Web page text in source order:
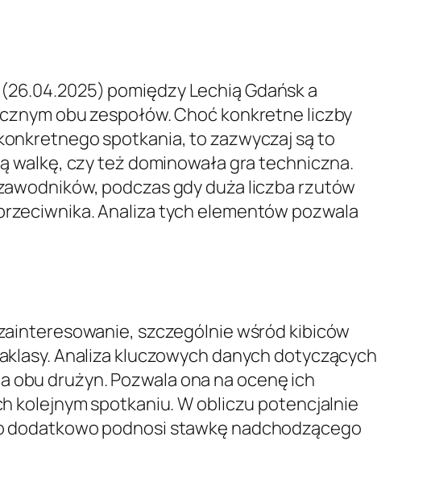
pomiędzy Lechią Gdańsk a
obu zespołów. Choć konkretne liczby
spotkania, to zazwyczaj są to
walkę, czy też dominowała gra techniczna.
podczas gdy duża liczba rzutów
Analiza tych elementów pozwala
szczególnie wśród kibiców
Analiza kluczowych danych dotyczących
drużyn. Pozwala ona na ocenę ich
kolejnym spotkaniu. W obliczu potencjalnie
dodatkowo podnosi stawkę nadchodzącego